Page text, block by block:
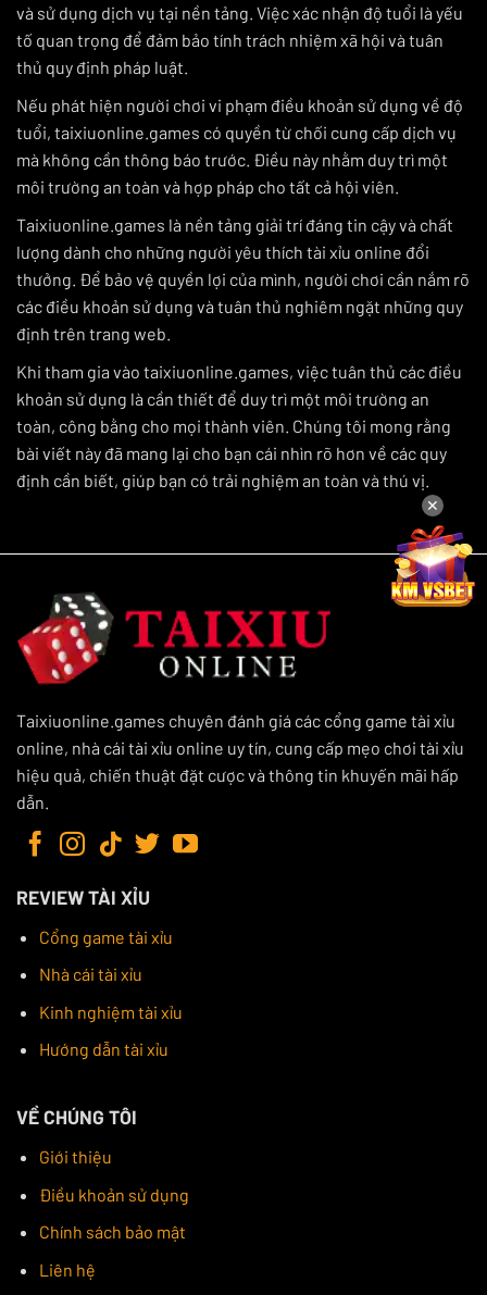
và sử dụng dịch vụ tại nền tảng. Việc xác nhận độ tuổi là yếu
tố quan trọng để đảm bảo tính trách nhiệm xã hội và tuân
thủ quy định pháp luật.
Nếu phát hiện người chơi vi phạm điều khoản sử dụng về độ
tuổi, taixiuonline.games có quyền từ chối cung cấp dịch vụ
mà không cần thông báo trước. Điều này nhằm duy trì một
môi trường an toàn và hợp pháp cho tất cả hội viên.
Taixiuonline.games là nền tảng giải trí đáng tin cậy và chất
lượng dành cho những người yêu thích tài xỉu online đổi
thưởng. Để bảo vệ quyền lợi của mình, người chơi cần nắm rõ
các điều khoản sử dụng và tuân thủ nghiêm ngặt những quy
định trên trang web.
Khi tham gia vào taixiuonline.games, việc tuân thủ các điều
khoản sử dụng là cần thiết để duy trì một môi trường an
toàn, công bằng cho mọi thành viên. Chúng tôi mong rằng
bài viết này đã mang lại cho bạn cái nhìn rõ hơn về các quy
định cần biết, giúp bạn có trải nghiệm an toàn và thú vị.
Taixiuonline.games chuyên đánh giá các cổng game tài xỉu
online, nhà cái tài xỉu online uy tín, cung cấp mẹo chơi tài xỉu
hiệu quả, chiến thuật đặt cược và thông tin khuyến mãi hấp
dẫn.
REVIEW TÀI XỈU
Cổng game tài xỉu
Nhà cái tài xỉu
Kinh nghiệm tài xỉu
Hướng dẫn tài xỉu
VỀ CHÚNG TÔI
Giới thiệu
Điều khoản sử dụng
Chính sách bảo mật
Liên hệ
✕